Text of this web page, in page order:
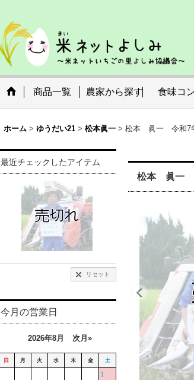
商品一覧 農家から探す 食味コ
ホーム > ゆうだい21 > 松本眞一 > 松本 眞一 令和7
最近チェックしたアイテム
リセット
今月の営業日
2026年8月 次月»
日 月 火 水 木 金 土
1
松本 眞一